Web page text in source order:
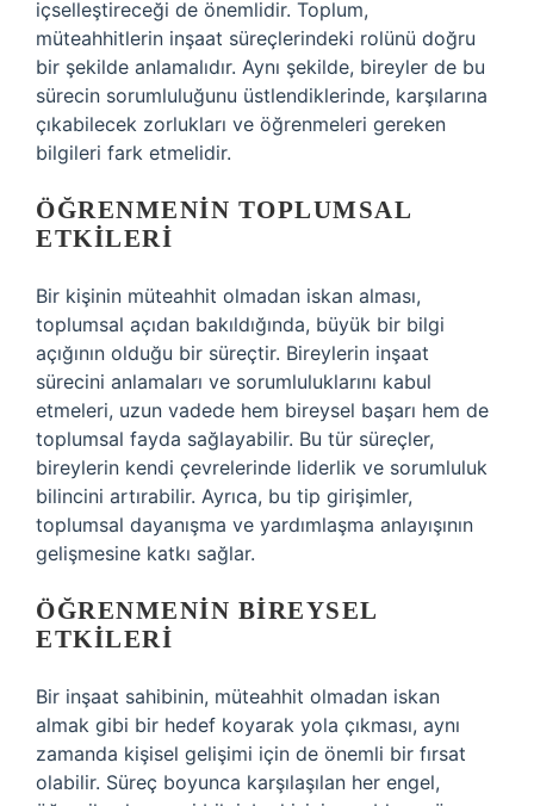
içselleştireceği de önemlidir. Toplum,
müteahhitlerin inşaat süreçlerindeki rolünü doğru
bir şekilde anlamalıdır. Aynı şekilde, bireyler de bu
sürecin sorumluluğunu üstlendiklerinde, karşılarına
çıkabilecek zorlukları ve öğrenmeleri gereken
bilgileri fark etmelidir.
ÖĞRENMENIN TOPLUMSAL
ETKILERI
Bir kişinin müteahhit olmadan iskan alması,
toplumsal açıdan bakıldığında, büyük bir bilgi
açığının olduğu bir süreçtir. Bireylerin inşaat
sürecini anlamaları ve sorumluluklarını kabul
etmeleri, uzun vadede hem bireysel başarı hem de
toplumsal fayda sağlayabilir. Bu tür süreçler,
bireylerin kendi çevrelerinde liderlik ve sorumluluk
bilincini artırabilir. Ayrıca, bu tip girişimler,
toplumsal dayanışma ve yardımlaşma anlayışının
gelişmesine katkı sağlar.
ÖĞRENMENIN BIREYSEL
ETKILERI
Bir inşaat sahibinin, müteahhit olmadan iskan
almak gibi bir hedef koyarak yola çıkması, aynı
zamanda kişisel gelişimi için de önemli bir fırsat
olabilir. Süreç boyunca karşılaşılan her engel,